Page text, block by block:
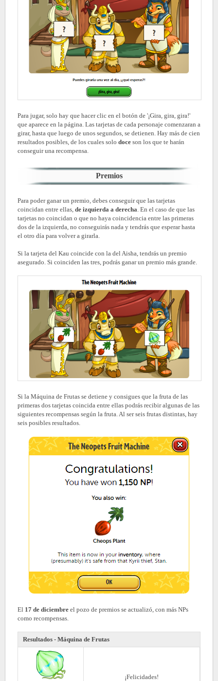
Para jugar, solo hay que hacer clic en el botón de '¡Gira, gira, gira!'
que aparece en la página. Las tarjetas de cada personaje comenzaran a
girar, hasta que luego de unos segundos, se detienen. Hay más de cien
resultados posibles, de los cuales solo doce son los que te harán
conseguir una recompensa.
Premios
Para poder ganar un premio, debes conseguir que las tarjetas
coincidan entre ellas, de izquierda a derecha . En el caso de que las
tarjetas no coincidan o que no haya coincidencia entre las primeras
dos de la izquierda, no conseguirás nada y tendrás que esperar hasta
el otro día para volver a girarla.
Si la tarjeta del Kau coincide con la del Aisha, tendrás un premio
asegurado. Si coinciden las tres, podrás ganar un premio más grande.
Si la Máquina de Frutas se detiene y consigues que la fruta de las
primeras dos tarjetas coincida entre ellas podrás recibir algunas de las
siguientes recompensas según la fruta. Al ser seis frutas distintas, hay
seis posibles resultados.
El 17 de diciembre el pozo de premios se actualizó, con más NPs
como recompensas.
Resultados - Máquina de Frutas
¡Felicidades!